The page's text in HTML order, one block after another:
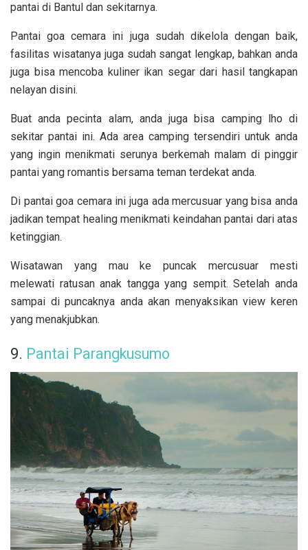
pantai di Bantul dan sekitarnya.
Pantai goa cemara ini juga sudah dikelola dengan baik,
fasilitas wisatanya juga sudah sangat lengkap, bahkan anda
juga bisa mencoba kuliner ikan segar dari hasil tangkapan
nelayan disini.
Buat anda pecinta alam, anda juga bisa camping lho di
sekitar pantai ini. Ada area camping tersendiri untuk anda
yang ingin menikmati serunya berkemah malam di pinggir
pantai yang romantis bersama teman terdekat anda.
Di pantai goa cemara ini juga ada mercusuar yang bisa anda
jadikan tempat healing menikmati keindahan pantai dari atas
ketinggian.
Wisatawan yang mau ke puncak mercusuar mesti
melewati ratusan anak tangga yang sempit. Setelah anda
sampai di puncaknya anda akan menyaksikan view keren
yang menakjubkan.
9. Pantai Parangkusumo